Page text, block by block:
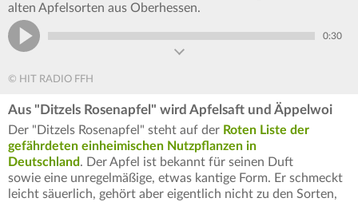
alten Apfelsorten aus Oberhessen.
0:30
© HIT RADIO FFH
Aus "Ditzels Rosenapfel" wird Apfelsaft und Äppelwoi
Der "Ditzels Rosenapfel" steht auf der Roten Liste der
gefährdeten einheimischen Nutzpflanzen in
Deutschland. Der Apfel ist bekannt für seinen Duft
sowie eine unregelmäßige, etwas kantige Form. Er schmeckt
leicht säuerlich, gehört aber eigentlich nicht zu den Sorten,